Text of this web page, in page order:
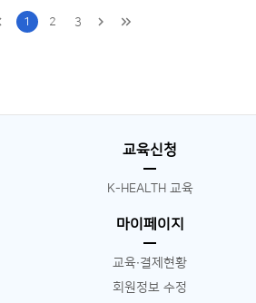
1 2 3
교육신청
K-HEALTH 교육
마이페이지
교육∙결제현황
회원정보 수정